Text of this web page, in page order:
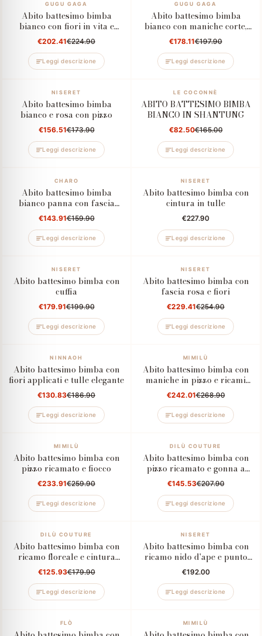
GUGU GAGA
Abito battesimo bimba
bianco con fiori in vita e
fiocco sul retro
€202.41€224.90
Leggi descrizione
GUGU GAGA
Abito battesimo bimba
bianco con maniche corte,
fiocco glitter e tulle
€178.11€197.90
Leggi descrizione
NISERET
Abito battesimo bimba
bianco e rosa con pizzo
€156.51€173.90
Leggi descrizione
LE COCONNÈ
ABITO BATTESIMO BIMBA
BIANCO IN SHANTUNG
€82.50€165.00
Leggi descrizione
CHARO
Abito battesimo bimba
bianco panna con fascia
verde salvia
€143.91€159.90
Leggi descrizione
NISERET
Abito battesimo bimba con
cintura in tulle
€227.90
Leggi descrizione
NISERET
Abito battesimo bimba con
cuffia
€179.91€199.90
Leggi descrizione
NISERET
Abito battesimo bimba con
fascia rosa e fiori
€229.41€254.90
Leggi descrizione
NINNAOH
Abito battesimo bimba con
fiori applicati e tulle elegante
€130.83€186.90
Leggi descrizione
MIMILÙ
Abito battesimo bimba con
maniche in pizzo e ricami
floreali
€242.01€268.90
Leggi descrizione
MIMILÙ
Abito battesimo bimba con
pizzo ricamato e fiocco
€233.91€259.90
Leggi descrizione
DILÙ COUTURE
Abito battesimo bimba con
pizzo ricamato e gonna a
balze in tulle
€145.53€207.90
Leggi descrizione
DILÙ COUTURE
Abito battesimo bimba con
ricamo floreale e cintura
rosa cipria
€125.93€179.90
Leggi descrizione
NISERET
Abito battesimo bimba con
ricamo nido d'ape e punto
smock
€192.00
Leggi descrizione
FLÒ MIMILÙ